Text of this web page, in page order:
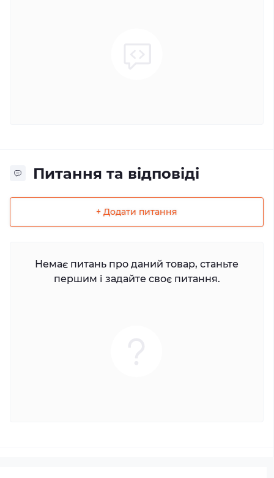
Питання та відповіді
+ Додати питання
Немає питань про даний товар, станьте
першим і задайте своє питання.